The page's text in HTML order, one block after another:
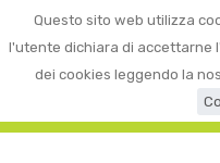
Questo sito web utilizza
l'utente dichiara di accettarne
dei cookies leggendo la
☰